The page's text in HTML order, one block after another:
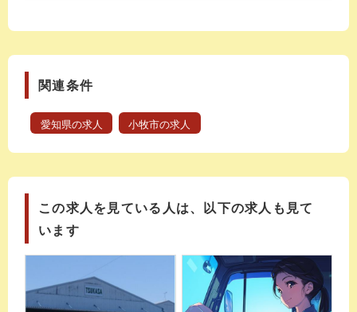
関連条件
愛知県の求人 小牧市の求人
この求人を見ている人は、以下の求人も見て
います